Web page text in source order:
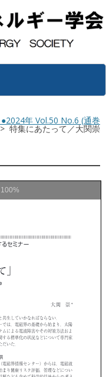
●2024年 Vol.50 No.6 (通巻
> 特集にあたって／大関崇
100%